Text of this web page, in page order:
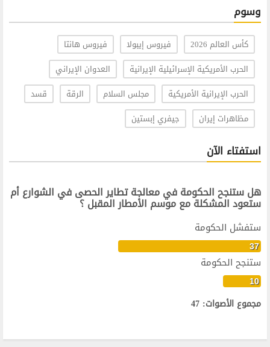
وسوم
كأس العالم 2026 فيروس إيبولا
فيروس هانتا
الحرب الأمريكية الإسرائيلية الإيرانية
العدوان الإيراني
الحرب الإيرانية الأمريكية
مجلس السلام الرقة
قسد
مظاهرات إيران
جيفري إبستين
استفتاء الآن
هل ستنجح الحكومة في معالجة تطاير الحصى في الشوارع أم
ستعود المشكلة مع موسم الأمطار المقبل ؟
ستفشل الحكومة
37
ستنجح الحكومة
10
مجموع الأصوات: 47